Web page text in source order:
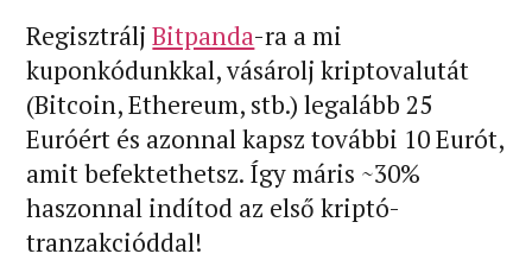
RegisztráljBitpanda-ra a mi
kuponkódunkkal, vásárolj kriptovalutát
(Bitcoin, Ethereum, stb.) legalább 25
Euróért és azonnal kapsz további 10 Eurót,
amit befektethetsz. Így máris ~30%
haszonnal indítod az első kriptó-
tranzakcióddal!